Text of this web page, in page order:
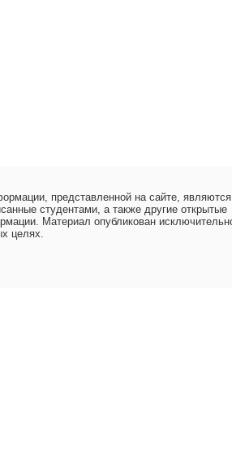
представленной на сайте, являются
студентами, а также другие открытые
Материал опубликован
целях.